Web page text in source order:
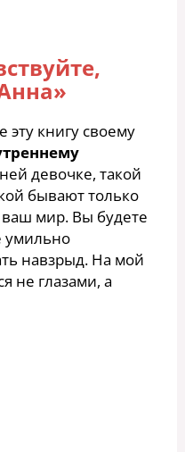
эту книгу своему
девочке, такой
бывают только
мир. Вы будете
умильно
навзрыд. На мой
не глазами, а